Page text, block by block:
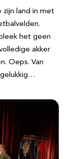
zijn land in met
het geen
akker
Oeps. Van